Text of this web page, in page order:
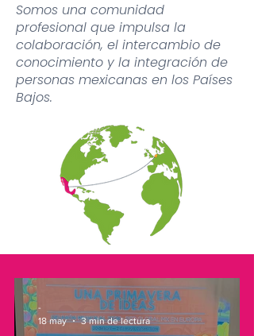
Somos una comunidad
profesional que impulsa la
colaboración, el intercambio de
conocimiento y la integración de
personas mexicanas en los Países
Bajos.
-
18 may
3 min de lectura